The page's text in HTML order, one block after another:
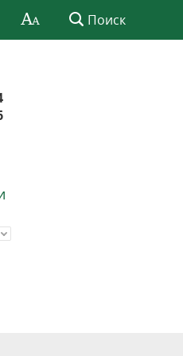
Поиск